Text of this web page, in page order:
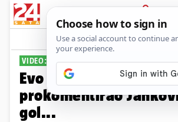
PRIJAVA
Sport
VIDEO: NAPETA ZAVRŠNICA HNL-A
Evo kako je Marijan
prokomentirao
gol...